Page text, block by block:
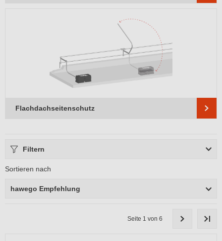
Flachdachseitenschutz
Filtern
Sortieren nach
hawego Empfehlung
Seite 1 von 6